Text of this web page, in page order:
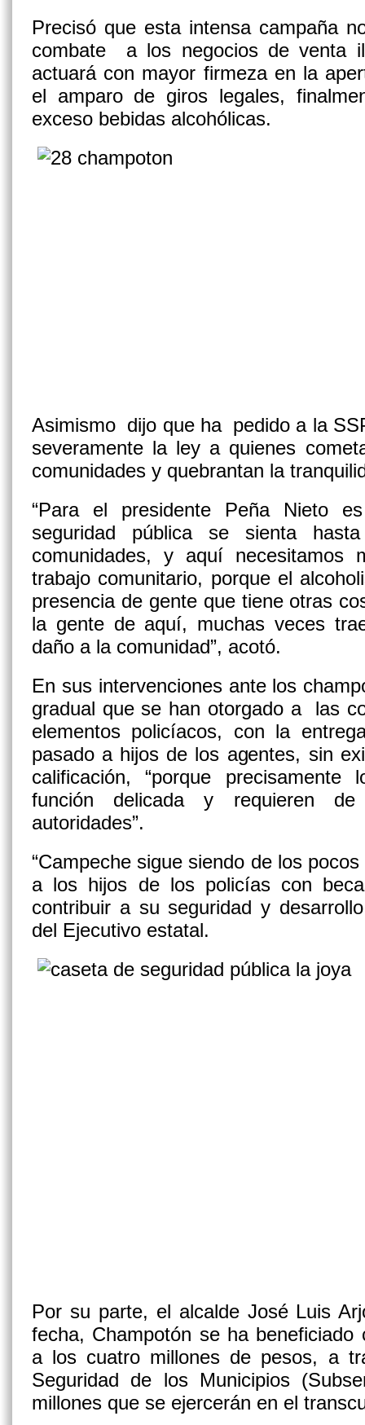
Precisó que esta intensa campaña
combate a los negocios de venta
actuará con mayor firmeza en la
el amparo de giros legales,
exceso bebidas alcohólicas.
Asimismo dijo que ha pedido a la
severamente la ley a quienes
comunidades y quebrantan la
“Para el presidente Peña Nieto
seguridad pública se sienta
comunidades, y aquí necesitamos
trabajo comunitario, porque el
presencia de gente que tiene otras
la gente de aquí, muchas veces
daño a la comunidad”, acotó.
En sus intervenciones ante los
gradual que se han otorgado a las
elementos policíacos, con la
pasado a hijos de los agentes, sin
calificación, “porque
función delicada y requieren
autoridades”.
“Campeche sigue siendo de los
a los hijos de los policías con
contribuir a su seguridad y
del Ejecutivo estatal.
Por su parte, el alcalde José Luis
fecha, Champotón se ha beneficiado
a los cuatro millones de pesos, a
Seguridad de los Municipios
millones que se ejercerán en el